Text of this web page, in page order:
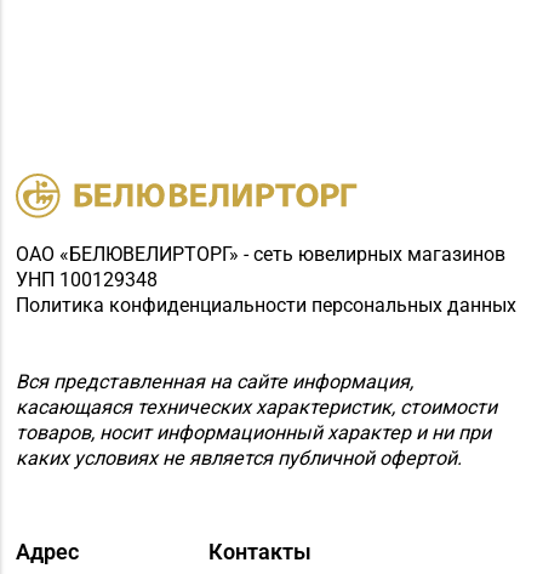
ОАО «БЕЛЮВЕЛИРТОРГ» - сеть ювелирных магазинов
УНП 100129348
Политика конфиденциальности персональных данных
Вся представленная на сайте информация,
касающаяся технических характеристик, стоимости
товаров, носит информационный характер и ни при
каких условиях не является публичной офертой.
Адрес Контакты